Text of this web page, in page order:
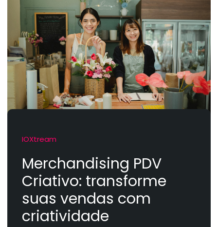
IOXtream
Merchandising PDV
Criativo: transforme
suas vendas com
criatividade